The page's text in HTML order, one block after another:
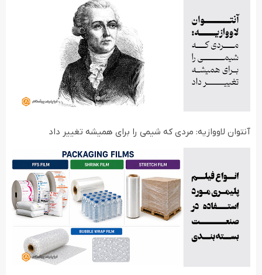
آنتوان لاووازیه: مردی که شیمی را برای همیشه تغییر داد